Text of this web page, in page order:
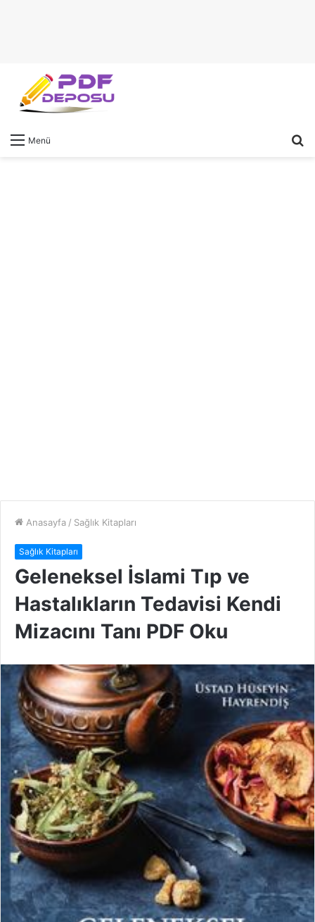
Menü
Anasayfa / Sağlık Kitapları
Sağlık Kitapları
Geleneksel İslami Tıp ve
Hastalıkların Tedavisi Kendi
Mizacını Tanı PDF Oku